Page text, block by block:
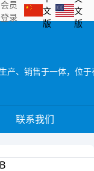
会员
登录
文
版
文
版
联系我们